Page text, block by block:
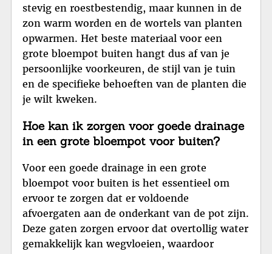
stevig en roestbestendig, maar kunnen in de
zon warm worden en de wortels van planten
opwarmen. Het beste materiaal voor een
grote bloempot buiten hangt dus af van je
persoonlijke voorkeuren, de stijl van je tuin
en de specifieke behoeften van de planten die
je wilt kweken.
Hoe kan ik zorgen voor goede drainage
in een grote bloempot voor buiten?
Voor een goede drainage in een grote
bloempot voor buiten is het essentieel om
ervoor te zorgen dat er voldoende
afvoergaten aan de onderkant van de pot zijn.
Deze gaten zorgen ervoor dat overtollig water
gemakkelijk kan wegvloeien, waardoor